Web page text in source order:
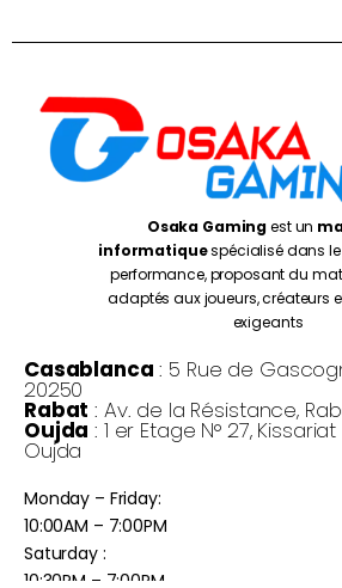
Osaka Gamingest un
informatiquespécialisé dans
performance, proposant du
adaptés aux joueurs, créateurs
exigeants
Casablanca : 5 Rue de
20250
Rabat : Av. de la Résistance,
Oujda : 1 er Etage N° 27,
Oujda
Monday – Friday:
10:00AM – 7:00PM
Saturday :
10:30PM – 7:00PM